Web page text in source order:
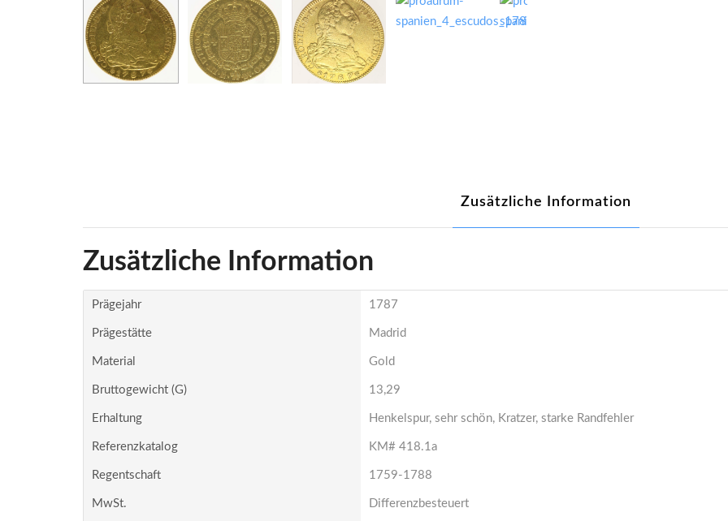
Zusätzliche Information
Zusätzliche Information
Prägejahr 1787
Prägestätte Madrid
Material Gold
Bruttogewicht (g) 13,29
Erhaltung Henkelspur, sehr schön, Kratzer, starke Randfehler
Referenzkatalog KM# 418.1a
Regentschaft 1759-1788
MwSt. Differenzbesteuert